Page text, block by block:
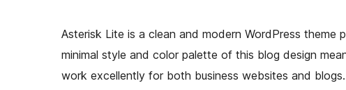
Asterisk Lite is a clean and modern WordPress
minimal style and color palette of this blog design
work excellently for both business websites and